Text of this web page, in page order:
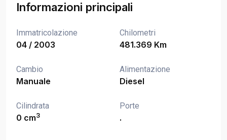
Informazioni principali
Immatricolazione
04 / 2003
Chilometri
481.369 Km
Cambio
Manuale
Alimentazione
Diesel
Cilindrata
0 cm3
Porte
.